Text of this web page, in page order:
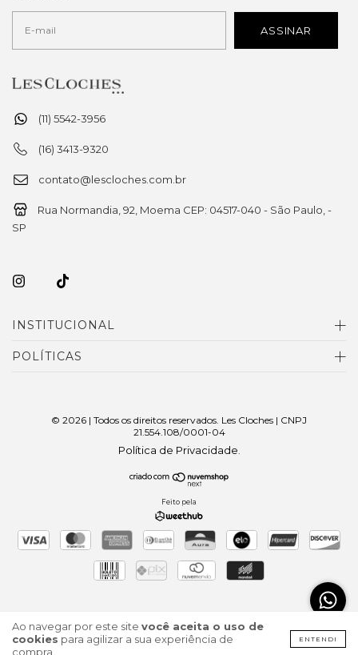
Ao navegar por este site você aceita o uso de
cookies para agilizar a sua experiência de
compra.
ENTENDI
(11) 5542-3956
(16) 3413-9320
contato@lescloches.com.br
Rua Normandia, 92, Moema CEP: 04517-040 - São Paulo, -
SP
INSTITUCIONAL
POLÍTICAS
© 2026 | Todos os direitos reservados. Les Cloches | CNPJ
21.554.108/0001-04
Política de Privacidade
Feito pela